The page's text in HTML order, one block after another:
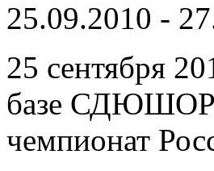
25.09.2010 -
25 сентября
базе СДЮШОР
чемпионат